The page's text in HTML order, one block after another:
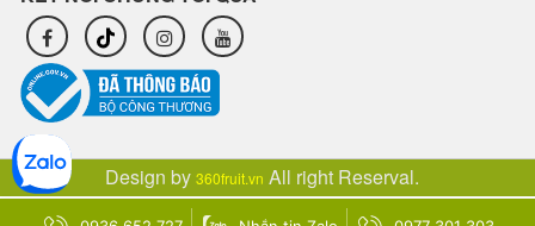
Design by 360fruit.vn All right Reserval.